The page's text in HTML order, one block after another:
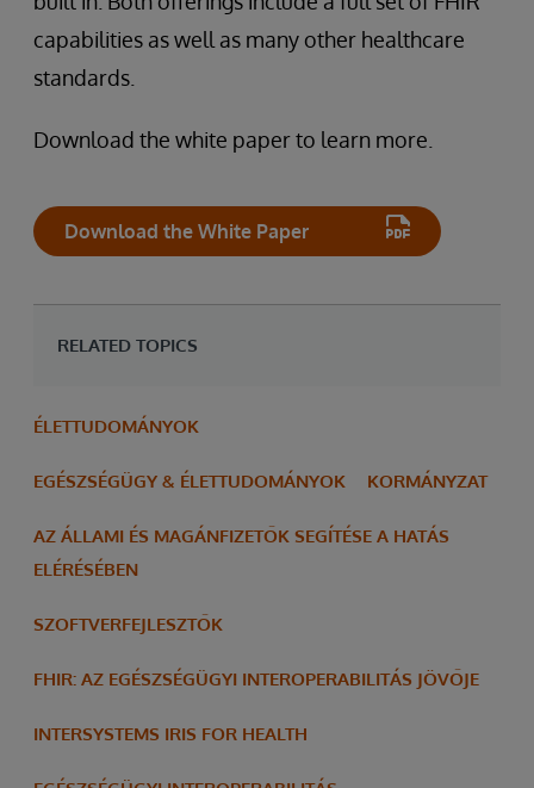
capabilities as well as many other healthcare
standards.
Download the white paper to learn more.
Download the White Paper
RELATED TOPICS
ÉLETTUDOMÁNYOK
EGÉSZSÉGÜGY & ÉLETTUDOMÁNYOK KORMÁNYZAT
AZ ÁLLAMI ÉS MAGÁNFIZETŐK SEGÍTÉSE A HATÁS
ELÉRÉSÉBEN
SZOFTVERFEJLESZTŐK
FHIR: AZ EGÉSZSÉGÜGYI INTEROPERABILITÁS JÖVŐJE
INTERSYSTEMS IRIS FOR HEALTH